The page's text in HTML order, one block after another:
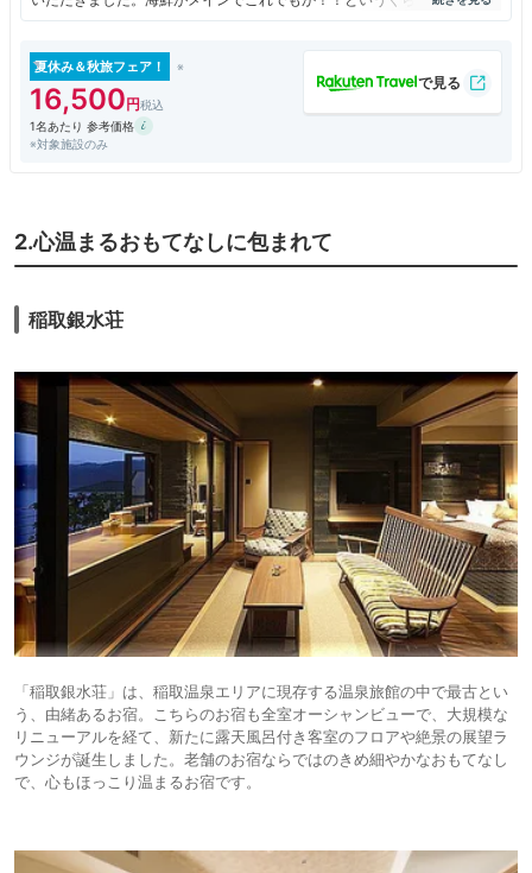
くさんいただきました。伊勢海老も鮑もとても美味しかったです。朝食に
や、インフィニティの露天風呂があり、良いみたいです。
夏休み＆秋旅フェア！
16,500
1名あたり 参考価格
※対象施設のみ
2.心温まるおもてなしに包まれて
稲取銀水荘
「稲取銀水荘」は、稲取温泉エリアに現存する温泉旅館の中で最古とい
う、由緒あるお宿。こちらのお宿も全室オーシャンビューで、大規模な
リニューアルを経て、新たに露天風呂付き客室のフロアや絶景の展望ラ
ウンジが誕生しました。老舗のお宿ならではのきめ細やかなおもてなし
で、心もほっこり温まるお宿です。